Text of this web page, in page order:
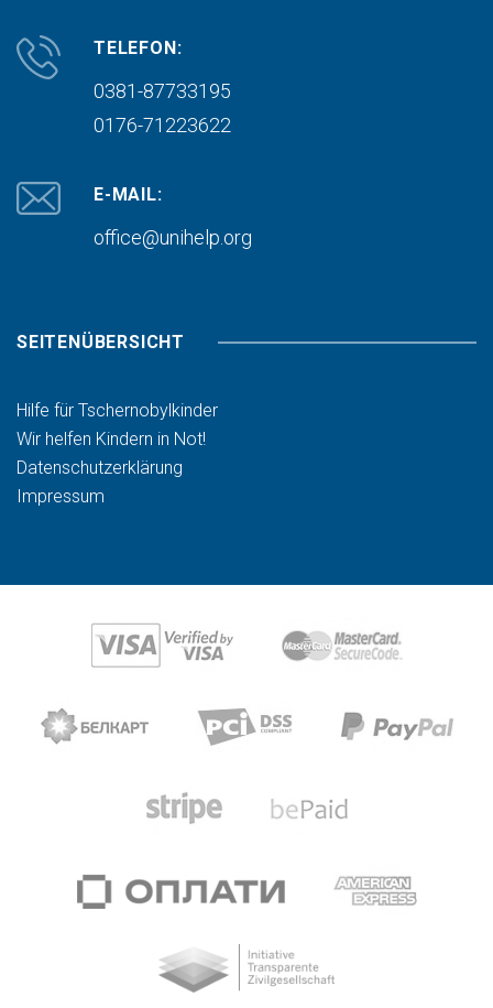
TELEFON:
0381-87733195
0176-71223622
E-MAIL:
office@unihelp.org
SEITENÜBERSICHT
Hilfe für Tschernobylkinder
Wir helfen Kindern in Not!
Datenschutzerklärung
Impressum